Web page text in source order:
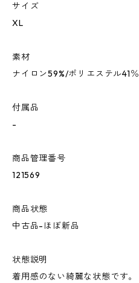
サイズ
XL
素材
ナイロン59%/ポリエステル41％
付属品
-
商品管理番号
121569
商品状態
中古品-ほぼ新品
状態説明
着用感のない綺麗な状態です。